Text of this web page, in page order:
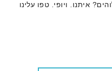
איתנו. ויופי. טפו עלינו